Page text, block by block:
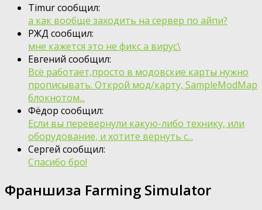
Timur сообщил:
а как вообще заходить на сервер по айпи?
РЖД сообщил:
мне кажется это не фикс а вирус\
Евгений сообщил:
Всё работает,просто в модовские карты нужно
прописывать. Открой мод/карту, SampleModMap
блокнотом...
Фёдор сообщил:
Если вы перевернули какую-либо технику, или
оборудование, и хотите вернуть с...
Сергей сообщил:
Спасибо бро!
Франшиза Farming Simulator